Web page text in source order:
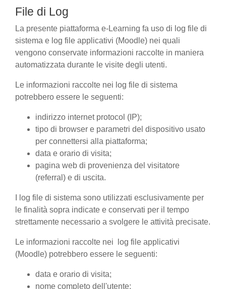
File di Log
La presente piattaforma e-Learning fa uso di log file di
sistema e log file applicativi (Moodle) nei quali
vengono conservate informazioni raccolte in maniera
automatizzata durante le visite degli utenti.
Le informazioni raccolte nei log file di sistema
potrebbero essere le seguenti:
indirizzo internet protocol (IP);
tipo di browser e parametri del dispositivo usato
per connettersi alla piattaforma;
data e orario di visita;
pagina web di provenienza del visitatore
(referral) e di uscita.
I log file di sistema sono utilizzati esclusivamente per
le finalità sopra indicate e conservati per il tempo
strettamente necessario a svolgere le attività precisate.
Le informazioni raccolte nei log file applicativi
(Moodle) potrebbero essere le seguenti:
data e orario di visita;
nome completo dell'utente;